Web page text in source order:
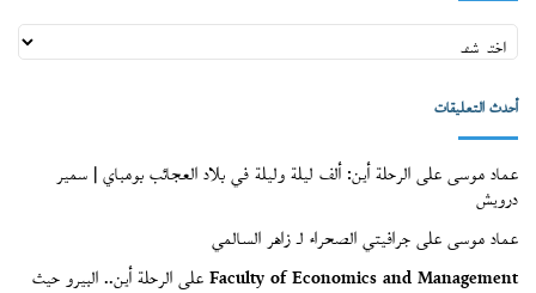
أعداد
قنّاص
أحدث التعليقات
عماد موسىعلىالرحلة أين: ألف ليلة وليلة في بلاد العجائب بومباي | سمير
درويش
عماد موسىعلىجرافيتي الصحراء لـ زاهر السالمي
Faculty of Economics and Managementعلىالرحلة أين.. البيرو حيث